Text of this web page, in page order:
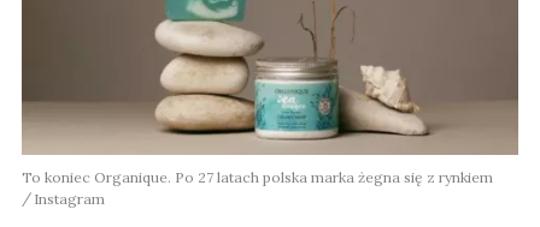
To koniec Organique. Po 27 latach polska marka żegna się z rynkiem
Instagram